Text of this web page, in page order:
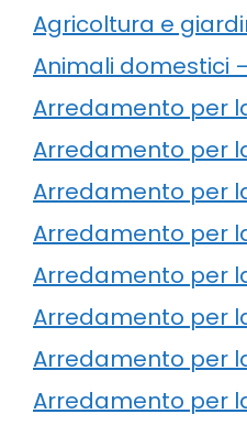
Agricoltura e
Animali domestici
Arredamento per
Arredamento per
Arredamento per
Arredamento per
Arredamento per
Arredamento per
Arredamento per
Arredamento per